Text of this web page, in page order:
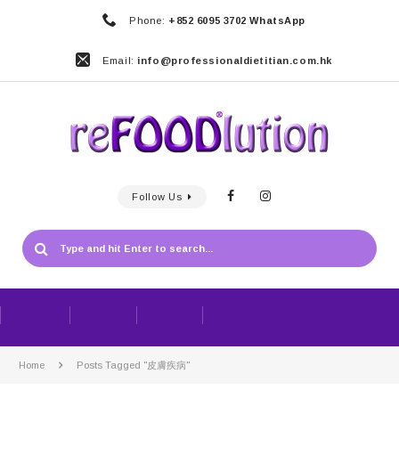
Phone: +852 6095 3702 WhatsApp
Email: info@professionaldietitian.com.hk
Follow Us
Home Posts Tagged "皮膚疾病"